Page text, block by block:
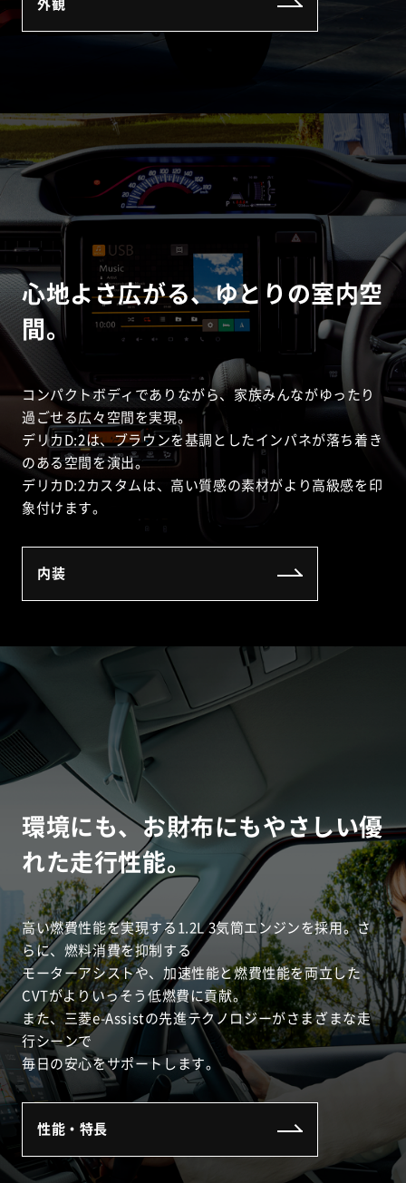
外観
心地よさ広がる、ゆとりの室内空
間。
コンパクトボディでありながら、家族みんながゆったり
過ごせる広々空間を実現。
デリカD:2は、ブラウンを基調としたインパネが落ち着き
のある空間を演出。
デリカD:2カスタムは、高い質感の素材がより高級感を印
象付けます。
内装
環境にも、お財布にもやさしい優
れた走行性能。
高い燃費性能を実現する1.2L 3気筒エンジンを採用。さ
らに、燃料消費を抑制する
モーターアシストや、加速性能と燃費性能を両立した
CVTがよりいっそう低燃費に貢献。
また、三菱e-Assistの先進テクノロジーがさまざまな走
行シーンで
毎日の安心をサポートします。
性能・特長